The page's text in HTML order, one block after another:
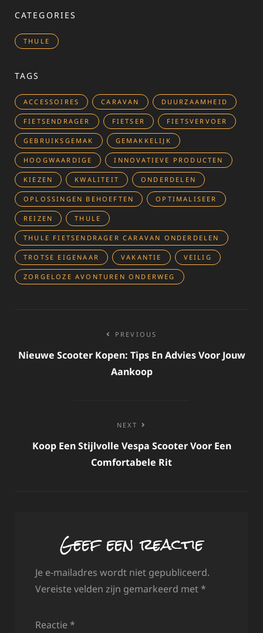
CATEGORIES
THULE
TAGS
ACCESSOIRES CARAVAN DUURZAAMHEID
FIETSENDRAGER FIETSER FIETSVERVOER
GEBRUIKSGEMAK GEMAKKELIJK
HOOGWAARDIGE INNOVATIEVE PRODUCTEN
KIEZEN KWALITEIT ONDERDELEN
OPLOSSINGEN BEHOEFTEN OPTIMALISEER
REIZEN THULE
THULE FIETSENDRAGER CARAVAN ONDERDELEN
TROTSE EIGENAAR VAKANTIE VEILIG
ZORGELOZE AVONTUREN ONDERWEG
navigatie
PREVIOUS
Nieuwe Scooter Kopen: Tips En Advies Voor Jouw
Aankoop
NEXT
Koop Een Stijlvolle Vespa Scooter Voor Een
Comfortabele Rit
Geef een reactie
Je e-mailadres wordt niet gepubliceerd.
Vereiste velden zijn gemarkeerd met *
Reactie *